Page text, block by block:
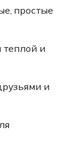
простые
теплой и
и